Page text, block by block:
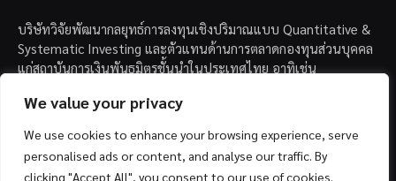
We value your privacy
We use cookies to enhance your browsing experience, serve
personalised ads or content, and analyse our traffic. By
clicking "Accept All", you consent to our use of cookies.
บริษัทวิจัยพัฒนากลยุทธ์การลงทุนเชิงปริมาณแบบ Quantitative &
Systematic Investing และตัวแทนด้านการตลาดกองทุนส่วนบุคคล
แก่สถาบันการเงินพันธมิตรชั้นนำในประเทศไทย อาทิเช่น
– บล. กรุงไทย เอ็กซ์สปริง จำกัด
– บล. ฟิลลิป (ประเทศไทย) จำกัด (มหาชน)